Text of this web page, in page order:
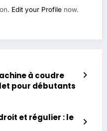
Edit your Profile now.
à coudre
pour débutants
et régulier : le